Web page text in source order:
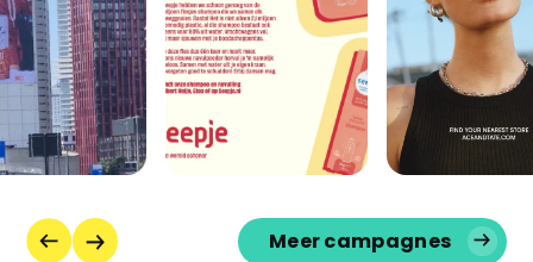
Vorige
Volgende
Meer campagnes